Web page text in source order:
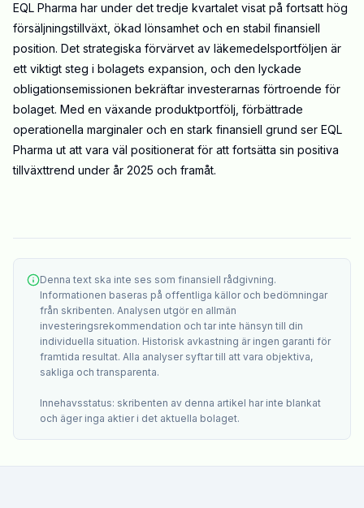
EQL Pharma har under det tredje kvartalet visat på fortsatt hög
försäljningstillväxt, ökad lönsamhet och en stabil finansiell
position. Det strategiska förvärvet av läkemedelsportföljen är
ett viktigt steg i bolagets expansion, och den lyckade
obligationsemissionen bekräftar investerarnas förtroende för
bolaget. Med en växande produktportfölj, förbättrade
operationella marginaler och en stark finansiell grund ser EQL
Pharma ut att vara väl positionerat för att fortsätta sin positiva
tillväxttrend under år 2025 och framåt.
Denna text ska inte ses som finansiell rådgivning.
Informationen baseras på offentliga källor och bedömningar
från skribenten. Analysen utgör en allmän
investeringsrekommendation och tar inte hänsyn till din
individuella situation. Historisk avkastning är ingen garanti för
framtida resultat. Alla analyser syftar till att vara objektiva,
sakliga och transparenta.
Innehavsstatus: skribenten av denna artikel har inte blankat
och äger inga aktier i det aktuella bolaget.